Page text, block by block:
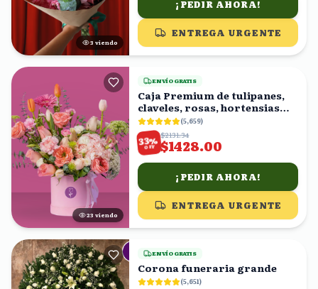
3 viendo
¡PEDIR AHORA!
ENTREGA URGENTE
24 viendo
ENVÍO GRATIS
Caja Premium de tulipanes,
claveles, rosas, hortensias
rositas (5,659)
33%
OFF
$2131.34
$1428.00
¡PEDIR AHORA!
ENTREGA URGENTE
ENVÍO GRATIS
Corona funeraria grande
(5,651)